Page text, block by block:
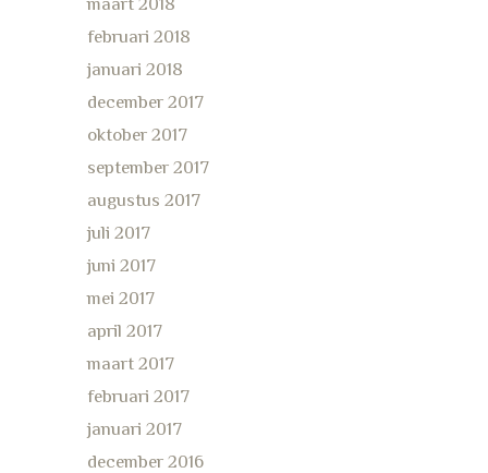
februari 2018
januari 2018
december 2017
oktober 2017
september 2017
augustus 2017
juli 2017
juni 2017
mei 2017
april 2017
maart 2017
februari 2017
januari 2017
december 2016